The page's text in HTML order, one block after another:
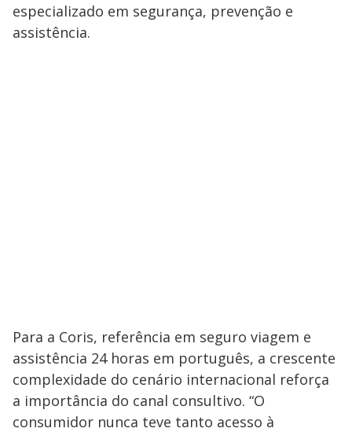
especializado em segurança, prevenção e
assistência.
Para a Coris, referência em seguro viagem e
assistência 24 horas em português, a crescente
complexidade do cenário internacional reforça
a importância do canal consultivo. “O
consumidor nunca teve tanto acesso à